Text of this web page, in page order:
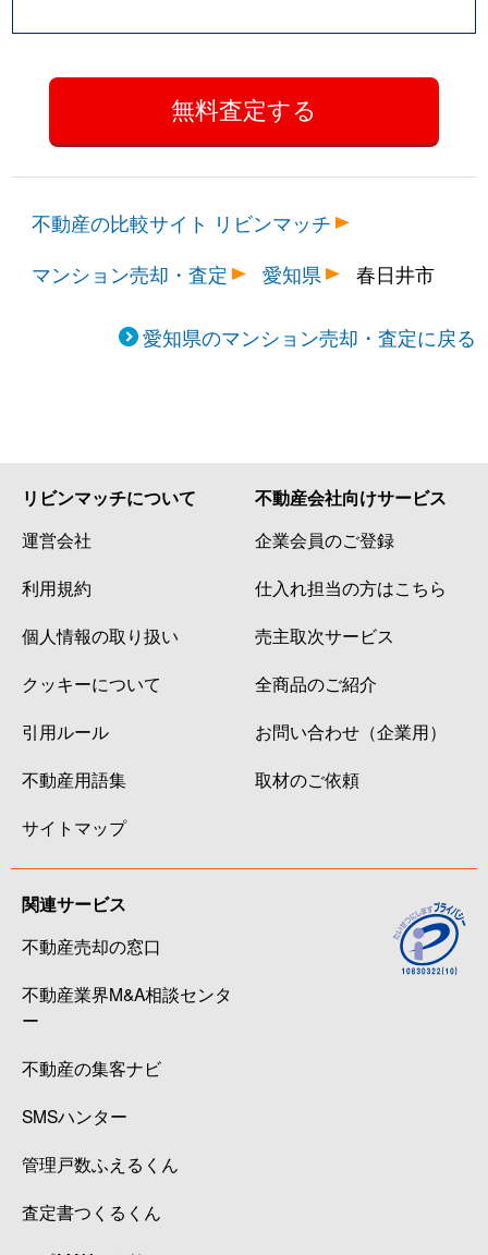
不動産の比較サイト リビンマッチ
マンション売却・査定
愛知県 春日井市
愛知県のマンション売却・査定に戻る
リビンマッチについて
運営会社
利用規約
個人情報の取り扱い
クッキーについて
引用ルール
不動産用語集
サイトマップ
不動産会社向けサービス
企業会員のご登録
仕入れ担当の方はこちら
売主取次サービス
全商品のご紹介
お問い合わせ（企業用）
取材のご依頼
関連サービス
不動産売却の窓口
不動産業界M&A相談センタ
ー
不動産の集客ナビ
SMSハンター
管理戸数ふえるくん
査定書つくるくん